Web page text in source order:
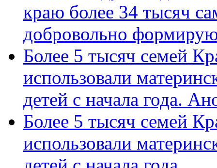
краю более 34 тысяч
добровольно
Более 5 тысяч семей
использовали
детей с начала года.
Более 5 тысяч семей
использовали